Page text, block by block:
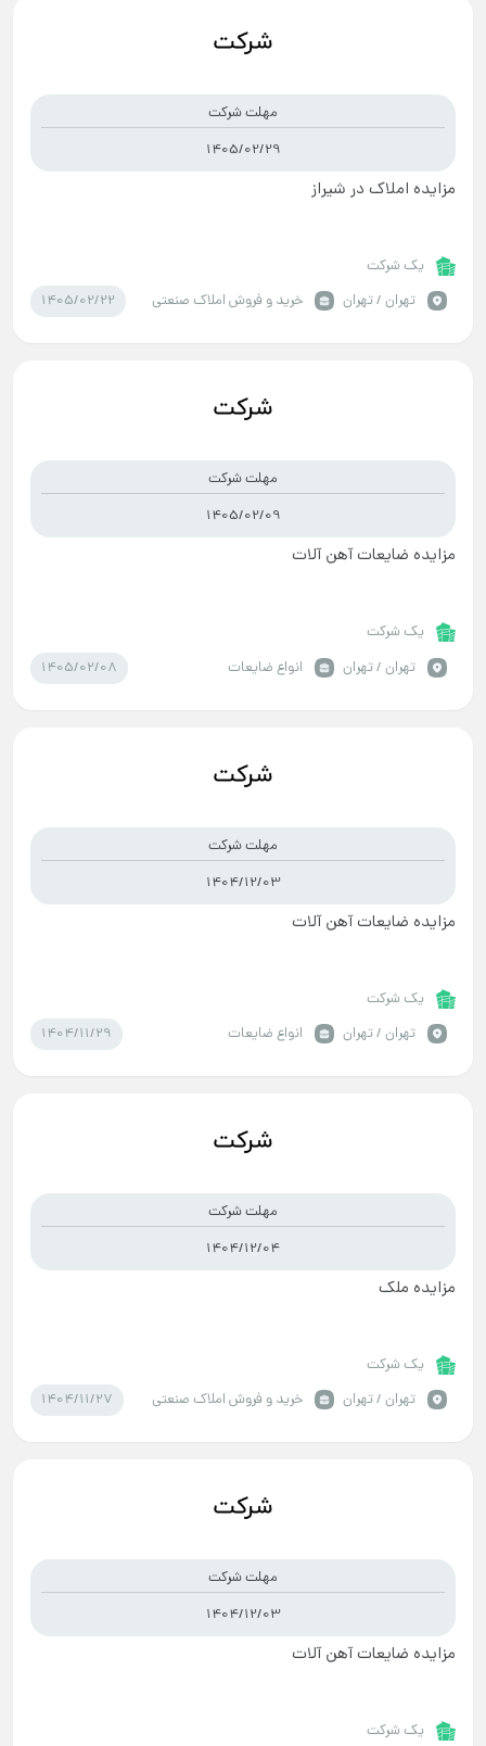
مهلت شرکت
1405/02/29
مزایده املاک در شیراز
یک شرکت
تهران / تهران
خرید و فروش املاک صنعتی 1405/02/22
مهلت شرکت
1405/02/09
مزایده ضایعات آهن آلات
یک شرکت
تهران / تهران
انواع ضایعات 1405/02/08
مهلت شرکت
1404/12/03
مزایده ضایعات آهن آلات
یک شرکت
تهران / تهران
انواع ضایعات 1404/11/29
مهلت شرکت
1404/12/04
مزایده ملک
یک شرکت
تهران / تهران
خرید و فروش املاک صنعتی 1404/11/27
مهلت شرکت
1404/12/03
مزایده ضایعات آهن آلات
یک شرکت